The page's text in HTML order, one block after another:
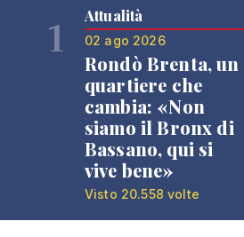
1 Attualità
02 ago 2026
Rondò Brenta, un
quartiere che
cambia: «Non
siamo il Bronx di
Bassano, qui si
vive bene»
Visto 20.558 volte